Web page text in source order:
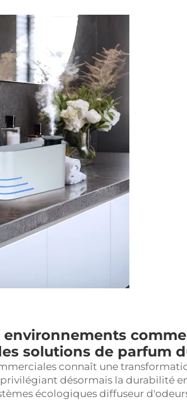
solutions de parfum
connaît une
désormais la durabilité
écologiques diffuseur